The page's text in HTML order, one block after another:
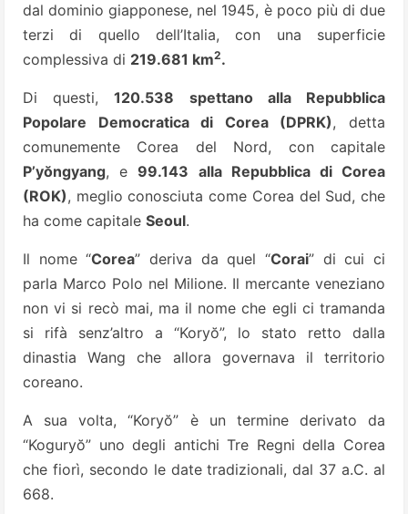
dal dominio giapponese, nel 1945, è poco più di due
terzi di quello dell’Italia, con una superficie
complessiva di 219.681 km2.
Di questi,120.538 spettano alla Repubblica
Popolare Democratica di Corea (DPRK), detta
comunemente Corea del Nord, con capitale
P’yŏngyang, e99.143 alla Repubblica di Corea
(ROK), meglio conosciuta come Corea del Sud, che
ha come capitale Seoul.
Il nome “Corea” deriva da quel “Corai” di cui ci
parla Marco Polo nel Milione. Il mercante veneziano
non vi si recò mai, ma il nome che egli ci tramanda
si rifà senz’altro a “Koryŏ”, lo stato retto dalla
dinastia Wang che allora governava il territorio
coreano.
A sua volta, “Koryŏ” è un termine derivato da
“Koguryŏ” uno degli antichi Tre Regni della Corea
che fiorì, secondo le date tradizionali, dal 37 a.C. al
668.